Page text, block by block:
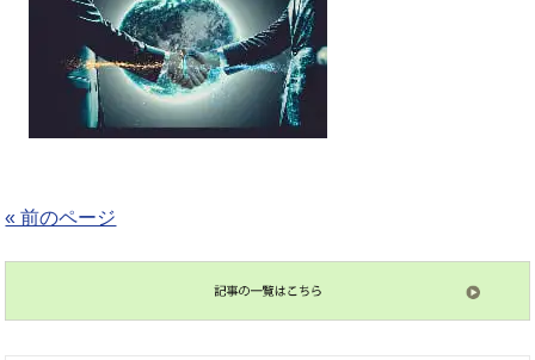
« 前のページ